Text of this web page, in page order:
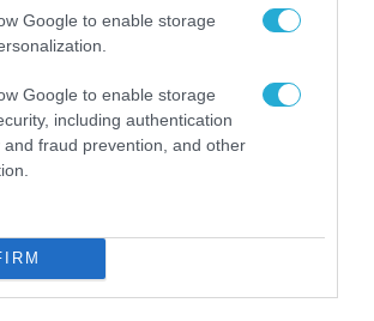
Google to enable storage
Google to enable storage
including authentication
and fraud prevention, and other
από κοινόχρηστους χώρους